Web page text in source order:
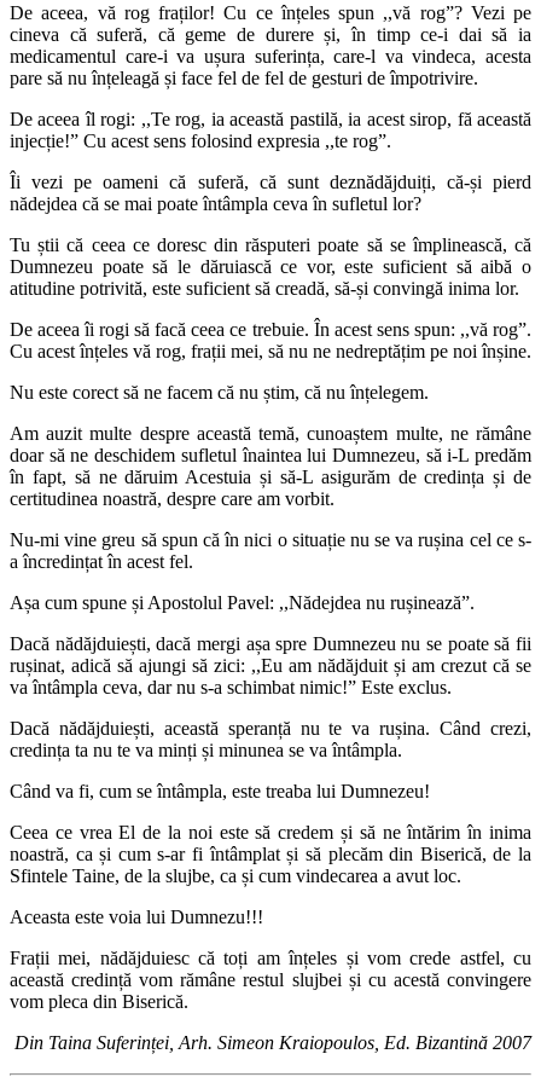
De aceea, vă rog fraților! Cu ce înțeles spun ,,vă rog”? Vezi pe
cineva că suferă, că geme de durere și, în timp ce-i dai să ia
medicamentul care-i va ușura suferința, care-l va vindeca, acesta
pare să nu înțeleagă și face fel de fel de gesturi de împotrivire.
De aceea îl rogi: ,,Te rog, ia această pastilă, ia acest sirop, fă această
injecție!” Cu acest sens folosind expresia ,,te rog”.
Îi vezi pe oameni că suferă, că sunt deznădăjduiți, că-și pierd
nădejdea că se mai poate întâmpla ceva în sufletul lor?
Tu știi că ceea ce doresc din răsputeri poate să se împlinească, că
Dumnezeu poate să le dăruiască ce vor, este suficient să aibă o
atitudine potrivită, este suficient să creadă, să-și convingă inima lor.
De aceea îi rogi să facă ceea ce trebuie. În acest sens spun: ,,vă rog”.
Cu acest înțeles vă rog, frații mei, să nu ne nedreptățim pe noi înșine.
Nu este corect să ne facem că nu știm, că nu înțelegem.
Am auzit multe despre această temă, cunoaștem multe, ne rămâne
doar să ne deschidem sufletul înaintea lui Dumnezeu, să i-L predăm
în fapt, să ne dăruim Acestuia și să-L asigurăm de credința și de
certitudinea noastră, despre care am vorbit.
Nu-mi vine greu să spun că în nici o situație nu se va rușina cel ce s-
a încredințat în acest fel.
Așa cum spune și Apostolul Pavel: ,,Nădejdea nu rușinează”.
Dacă nădăjduiești, dacă mergi așa spre Dumnezeu nu se poate să fii
rușinat, adică să ajungi să zici: ,,Eu am nădăjduit și am crezut că se
va întâmpla ceva, dar nu s-a schimbat nimic!” Este exclus.
Dacă nădăjduiești, această speranță nu te va rușina. Când crezi,
credința ta nu te va minți și minunea se va întâmpla.
Când va fi, cum se întâmpla, este treaba lui Dumnezeu!
Ceea ce vrea El de la noi este să credem și să ne întărim în inima
noastră, ca și cum s-ar fi întâmplat și să plecăm din Biserică, de la
Sfintele Taine, de la slujbe, ca și cum vindecarea a avut loc.
Aceasta este voia lui Dumnezu!!!
Frații mei, nădăjduiesc că toți am înțeles și vom crede astfel, cu
această credință vom rămâne restul slujbei și cu acestă convingere
vom pleca din Biserică.
Din Taina Suferinței, Arh. Simeon Kraiopoulos, Ed. Bizantină 2007